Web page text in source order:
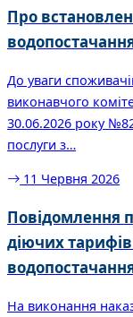
Про
До уваги
виконавчого
30.06.2026 року
послуги з…
11 Червня 2026
Повідомлення
діючих
На виконання